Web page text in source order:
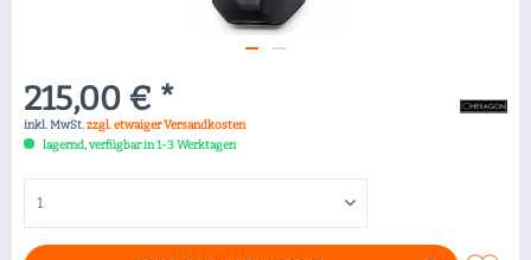
215,00 € *
inkl. MwSt.zzgl. etwaiger Versandkosten
lagernd, verfügbar in 1-3 Werktagen